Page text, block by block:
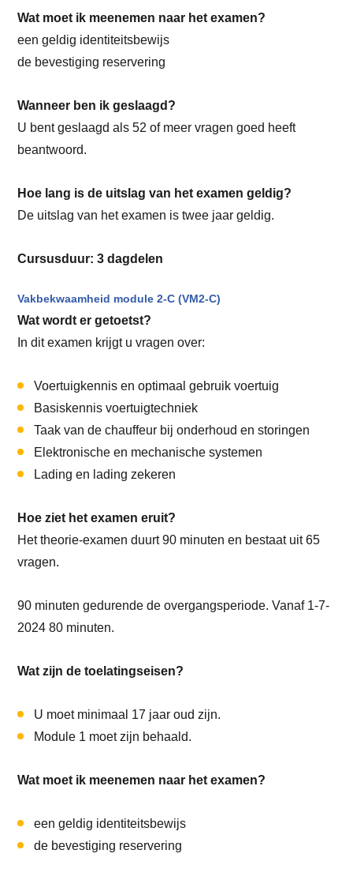
Wat moet ik meenemen naar het examen?
een geldig identiteitsbewijs
de bevestiging reservering
Wanneer ben ik geslaagd?
U bent geslaagd als 52 of meer vragen goed heeft
beantwoord.
Hoe lang is de uitslag van het examen geldig?
De uitslag van het examen is twee jaar geldig.
Cursusduur: 3 dagdelen
Vakbekwaamheid module 2-C (VM2-C)
Wat wordt er getoetst?
In dit examen krijgt u vragen over:
Voertuigkennis en optimaal gebruik voertuig
Basiskennis voertuigtechniek
Taak van de chauffeur bij onderhoud en storingen
Elektronische en mechanische systemen
Lading en lading zekeren
Hoe ziet het examen eruit?
Het theorie-examen duurt 90 minuten en bestaat uit 65
vragen.
90 minuten gedurende de overgangsperiode. Vanaf 1-7-
2024 80 minuten.
Wat zijn de toelatingseisen?
U moet minimaal 17 jaar oud zijn.
Module 1 moet zijn behaald.
Wat moet ik meenemen naar het examen?
een geldig identiteitsbewijs
de bevestiging reservering